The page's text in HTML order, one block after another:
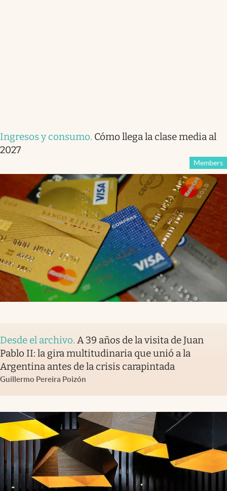
Ingresos y consumo. Cómo llega la clase media al
2027
Members
Desde el archivo. A 39 años de la visita de Juan
Pablo II: la gira multitudinaria que unió a la
Argentina antes de la crisis carapintada
Guillermo Pereira Poizón